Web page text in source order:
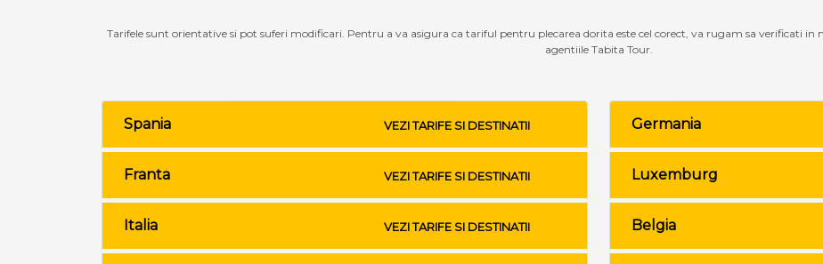
Tarifele sunt orientative si pot suferi modificari. Pentru a va asigura ca tariful pentru plecarea dorita este cel corect, va rugam sa verificati in
agentiile Tabita Tour.
Spania VEZI TARIFE SI DESTINATII
Franta VEZI TARIFE SI DESTINATII
Italia VEZI TARIFE SI DESTINATII
Germania
Luxemburg
Belgia